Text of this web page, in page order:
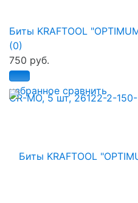
избранное сравнить
Биты KRAFTOOL
(0)
750 руб.